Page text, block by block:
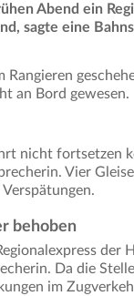
Abend ein
sagte eine
an Bord gewesen.
nicht fortsetzen
Vier
behoben
der
Da die
im